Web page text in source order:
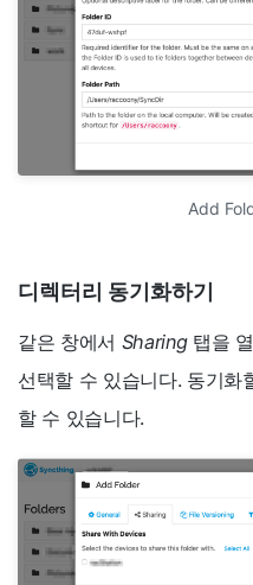
Add
디렉터리 동기화하기
같은 창에서 Sharing탭을
선택할 수 있습니다. 동기
할 수 있습니다.